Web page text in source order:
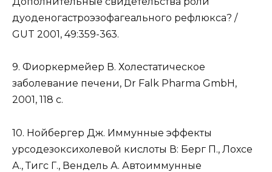
дуоденогастроэзофагеального рефлюкса? /
GUT 2001, 49:359-363.
9. Фиоркермейер В. Холестатическое
заболевание печени, Dr Falk Pharma GmbH,
2001, 118 с.
10. Нойбергер Дж. Иммунные эффекты
урсодезоксихолевой кислоты В: Берг П., Лохсе
А., Тигс Г., Вендель А. Автоиммунные